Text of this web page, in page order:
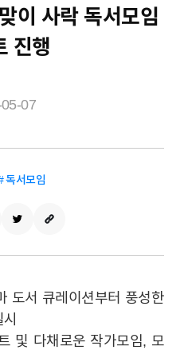
이 사락 독서모임
진행
07
독서모임
도서 큐레이션부터 풍성한
및 다채로운 작가모임, 모